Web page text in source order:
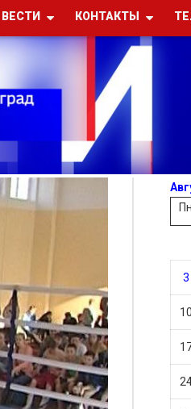
ВЕСТИ КОНТАКТЫ
Пн
3
10